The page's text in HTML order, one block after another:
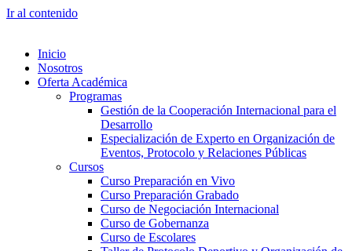
Ir al contenido
Inicio
Nosotros
Oferta Académica
Programas
Gestión de la Cooperación Internacional para el
Desarrollo
Especialización de Experto en Organización de
Eventos, Protocolo y Relaciones Públicas
Cursos
Curso Preparación en Vivo
Curso Preparación Grabado
Curso de Negociación Internacional
Curso de Gobernanza
Curso de Escolares